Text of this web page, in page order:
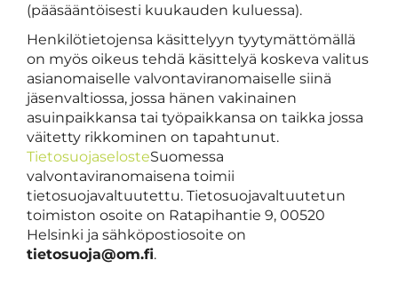
(pääsääntöisesti kuukauden kuluessa).
Henkilötietojensa käsittelyyn tyytymättömällä
on myös oikeus tehdä käsittelyä koskeva valitus
asianomaiselle valvontaviranomaiselle siinä
jäsenvaltiossa, jossa hänen vakinainen
asuinpaikkansa tai työpaikkansa on taikka jossa
väitetty rikkominen on tapahtunut.
TietosuojaselosteSuomessa
valvontaviranomaisena toimii
tietosuojavaltuutettu. Tietosuojavaltuutetun
toimiston osoite on Ratapihantie 9, 00520
Helsinki ja sähköpostiosoite on
tietosuoja@om.fi.